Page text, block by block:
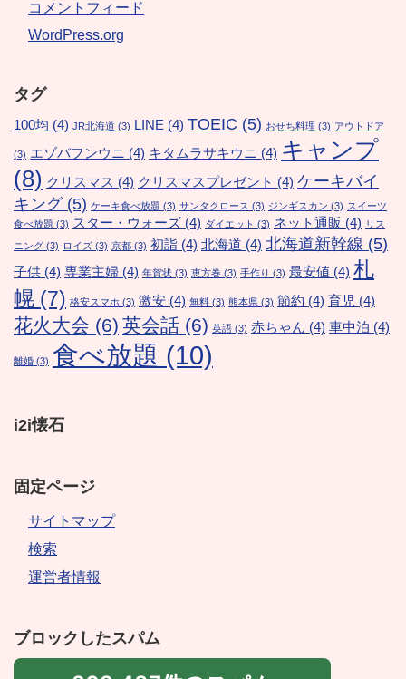
コメントフィード
WordPress.org
タグ
100均 (4) JR北海道 (3) LINE (4) TOEIC (5) おせち料理 (3) アウトドア
(3) エゾバフンウニ (4) キタムラサキウニ (4) キャンプ
(8) クリスマス (4) クリスマスプレゼント (4) ケーキバイ
キング(5) ケーキ食べ放題 (3) サンタクロース (3) ジンギスカン (3) スイーツ
食べ放題 (3) スター・ウォーズ (4) ダイエット (3) ネット通販 (4) リス
ニング (3) ロイズ (3) 京都 (3) 初詣 (4) 北海道 (4) 北海道新幹線 (5)
子供 (4) 専業主婦 (4) 年賀状 (3) 恵方巻 (3) 手作り (3) 最安値 (4) 札
幌 (7) 格安スマホ (3) 激安 (4) 無料 (3) 熊本県 (3) 節約 (4) 育児 (4)
花火大会 (6) 英会話 (6) 英語 (3) 赤ちゃん (4) 車中泊 (4)
離婚 (3) 食べ放題 (10)
i2i懐石
固定ページ
サイトマップ
検索
運営者情報
ブロックしたスパム